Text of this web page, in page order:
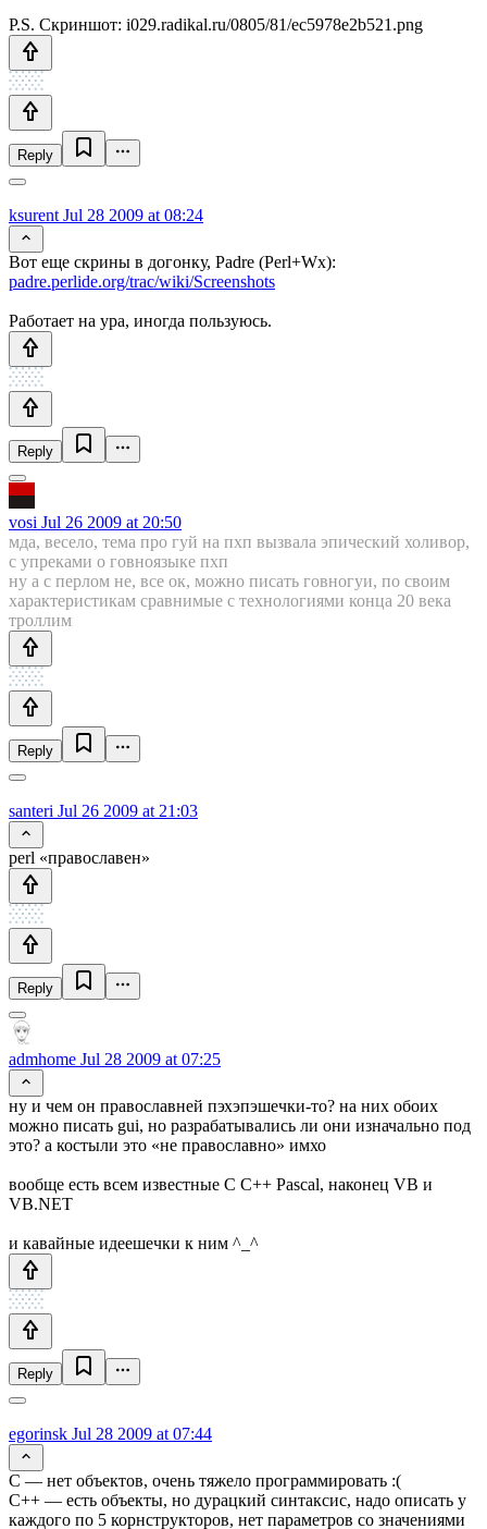
P.S. Скриншот: i029.radikal.ru/0805/81/ec5978e2b521.png
Reply
ksurent Jul 28 2009 at 08:24
Вот еще скрины в догонку, Padre (Perl+Wx):
padre.perlide.org/trac/wiki/Screenshots
Работает на ура, иногда пользуюсь.
Reply
vosi Jul 26 2009 at 20:50
мда, весело, тема про гуй на пхп вызвала эпический холивор,
с упреками о говноязыке пхп
ну а с перлом не, все ок, можно писать говногуи, по своим
характеристикам сравнимые с технологиями конца 20 века
троллим
Reply
santeri Jul 26 2009 at 21:03
perl «православен»
Reply
admhome Jul 28 2009 at 07:25
ну и чем он православней пэхэпэшечки-то? на них обоих
можно писать gui, но разрабатывались ли они изначально под
это? а костыли это «не православно» имхо
вообще есть всем известные С С++ Pascal, наконец VB и
VB.NET
и кавайные идеешечки к ним ^_^
Reply
egorinsk Jul 28 2009 at 07:44
С — нет объектов, очень тяжело программировать :(
C++ — есть объекты, но дурацкий синтаксис, надо описать у
каждого по 5 корнструкторов, нет параметров со значениями